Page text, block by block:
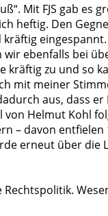
Mit FJS gab es
heftig. Den
eingespannt.
ebenfalls bei
kräftig zu und so
mit meiner
aus, dass
Helmut Kohl
– davon entfielen
erneut über die